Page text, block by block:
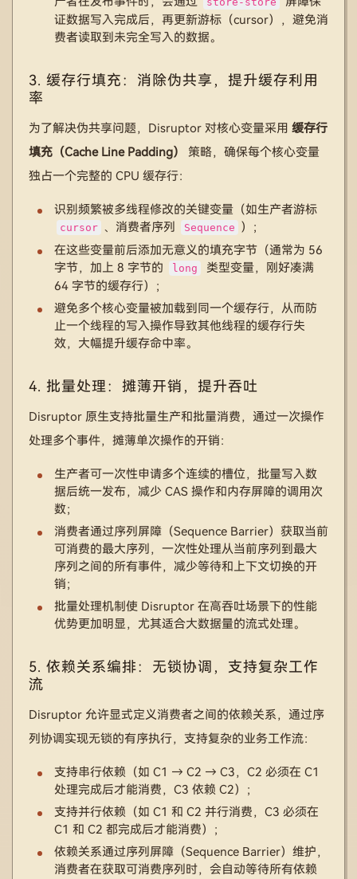
证数据写入完成后，再更新游标（cursor），避免消
费者读取到未完全写入的数据。
3. 缓存行填充：消除伪共享，提升缓存利用
率
为了解决伪共享问题，Disruptor 对核心变量采用 缓存行
填充（Cache Line Padding）
策略，确保每个核心变量
独占一个完整的 CPU 缓存行：
识别频繁被多线程修改的关键变量（如生产者游标
cursor 、消费者序列 Sequence ）；
在这些变量前后添加无意义的填充字节（通常为 56
字节，加上 8 字节的
long
类型变量，刚好凑满
64 字节的缓存行）；
避免多个核心变量被加载到同一个缓存行，从而防
止一个线程的写入操作导致其他线程的缓存行失
效，大幅提升缓存命中率。
4. 批量处理：摊薄开销，提升吞吐
Disruptor 原生支持批量生产和批量消费，通过一次操作
处理多个事件，摊薄单次操作的开销：
生产者可一次性申请多个连续的槽位，批量写入数
据后统一发布，减少 CAS 操作和内存屏障的调用次
数；
消费者通过序列屏障（Sequence Barrier）获取当前
可消费的最大序列，一次性处理从当前序列到最大
序列之间的所有事件，减少等待和上下文切换的开
销；
批量处理机制使 Disruptor 在高吞吐场景下的性能
优势更加明显，尤其适合大数据量的流式处理。
5. 依赖关系编排：无锁协调，支持复杂工作
流
Disruptor 允许显式定义消费者之间的依赖关系，通过序
列协调实现无锁的有序执行，支持复杂的业务工作流：
支持串行依赖（如 C1 → C2 → C3，C2 必须在 C1
处理完成后才能消费，C3 依赖 C2）；
支持并行依赖（如 C1 和 C2 并行消费，C3 必须在
C1 和 C2 都完成后才能消费）；
依赖关系通过序列屏障（Sequence Barrier）维护，
消费者在获取可消费序列时，会自动等待所有依赖